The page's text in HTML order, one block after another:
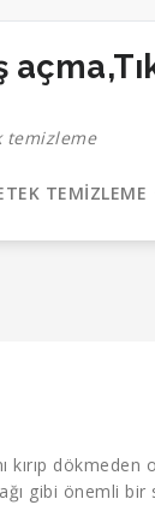
temizleme
TEMİZLEME
dökmeden
önemli bir